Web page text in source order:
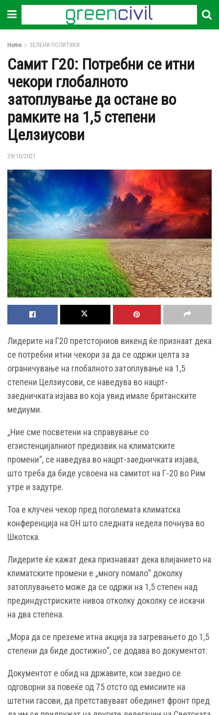
Home ЗЕЛЕНИ ПОЛИТИКИ
Самит Г20: Потребни се итни
чекори глобалното
затоплување да остане во
рамките на 1,5 степени
Целзиусови
29/10/2021
Лидерите на Г20 претстојниов викенд ќе признаат дека
се потребни итни чекори за да се одржи целта за
ограничување на глобалното затоплување на 1,5
степени Целзиусови, се наведува во нацрт-
заедничката изјава во која увид имале британските
медиуми.
„Ние сме посветени на справување со
егзистенцијалниот предизвик на климатските
промени“, се наведува во нацрт-заедничката изјава,
што треба да биде усвоена на самитот на Г-20 во Рим
утре и задутре.
Тоа е клучен чекор пред поголемата климатска
конференција на ОН што следната недела почнува во
Шкотска.
Лидерите ќе кажат дека признаваат дека влијанието на
климатските промени е „многу помало“ доколку
затоплувањето може да се одржи на 1,5 степен над
прединдустриските нивоа отколку доколку се искачи
на два степена.
„Мора да се преземе итна акција за загревањето до 1,5
степени да биде достижно“, се додава во документот.
Документот е обид на државите, кои заедно се
одговорни за повеќе од 75 отсто од емисиите на
штетни гасови, да претставуваат обединет фронт пред